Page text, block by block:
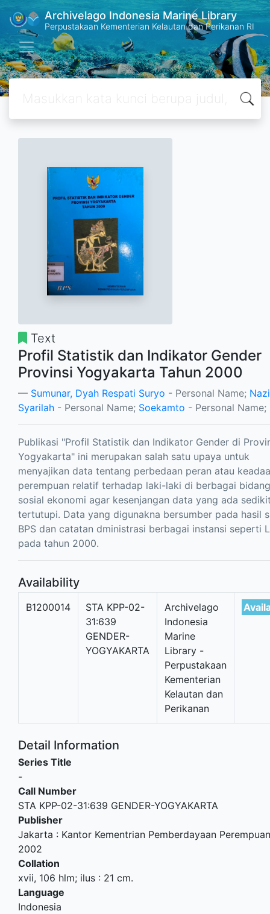
Archivelago Indonesia Marine Library
Perpustakaan Kementerian Kelautan dan Perikanan RI
Text
Profil Statistik dan Indikator Gender
Provinsi Yogyakarta Tahun 2000
Sumunar, Dyah Respati Suryo - Personal Name;
Syarilah - Personal Name; Soekamto - Personal Name;
Publikasi "Profil Statistik dan Indikator Gender di
Yogyakarta" ini merupakan salah satu upaya untuk
menyajikan data tentang perbedaan peran atau
perempuan relatif terhadap laki-laki di berbagai bidang
sosial ekonomi agar kesenjangan data yang ada
tertutupi. Data yang digunakna bersumber pada hasil
BPS dan catatan dministrasi berbagai instansi seperti
pada tahun 2000.
Availability
B1200014
STA KPP-02-
31:639
GENDER-
YOGYAKARTA
Archivelago
Indonesia
Marine
Library -
Perpustakaan
Kementerian
Kelautan dan
Perikanan
Detail Information
Series Title
-
Call Number
STA KPP-02-31:639 GENDER-YOGYAKARTA
Publisher
Jakarta : Kantor Kementrian Pemberdayaan Perempuan
2002
Collation
xvii, 106 hlm; ilus : 21 cm.
Language
Indonesia